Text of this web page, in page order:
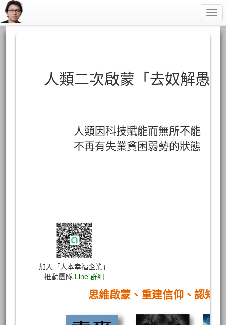
人類二次啟蒙「去奴解愚
人類因科技賦能而無所不能
不再有失業貧困弱勢的狀態
加入「人本幸福企業」
推動團隊 Line 群組
思維啟蒙、重建信仰、認知